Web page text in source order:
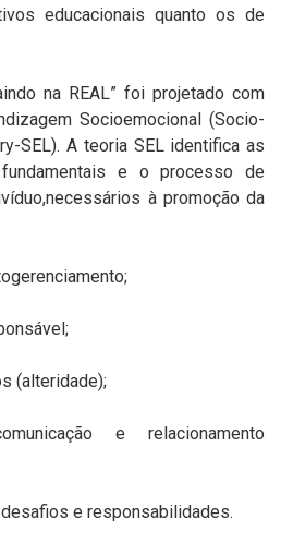
educacionais quanto os de
na REAL” foi projetado com
Socioemocional (Socio-
SEL). A teoria SEL identifica as
e o processo de
à promoção da
(alteridade);
e relacionamento
e responsabilidades.